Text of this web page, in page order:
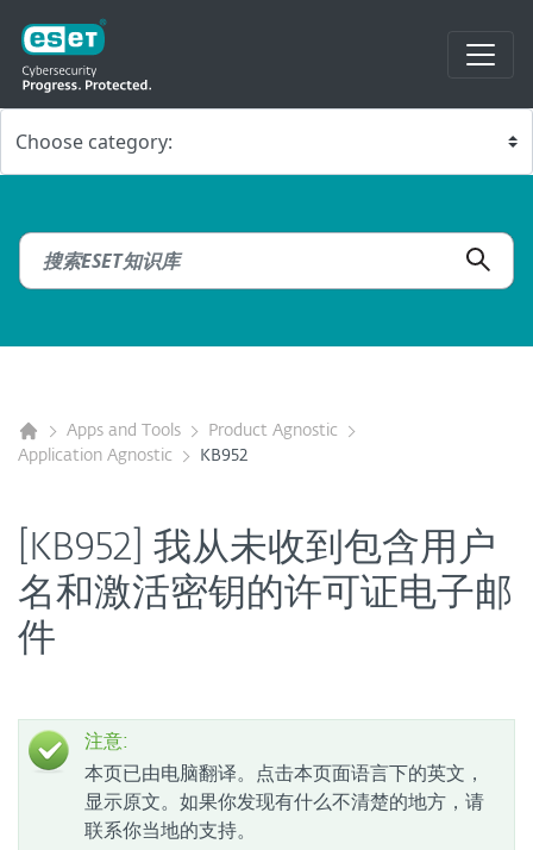
Apps and Tools
Product Agnostic
Application Agnostic
KB952
[KB952] 我从未收到包含用户
名和激活密钥的许可证电子邮
件
注意:
本页已由电脑翻译。点击本页面语言下的英文，
显示原文。如果你发现有什么不清楚的地方，请
联系你当地的支持。